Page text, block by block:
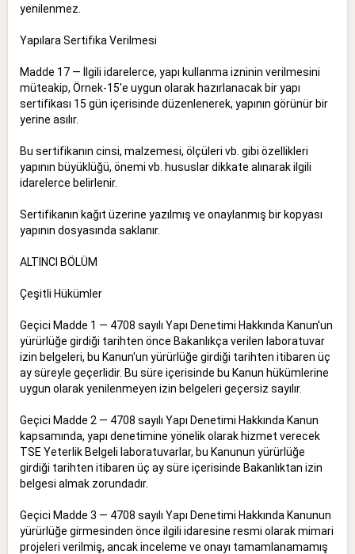
yenilenmez.
Yapılara Sertifika Verilmesi
Madde 17 — İlgili idarelerce, yapı kullanma izninin verilmesini
müteakip, Örnek-15'e uygun olarak hazırlanacak bir yapı
sertifikası 15 gün içerisinde düzenlenerek, yapının görünür bir
yerine asılır.
Bu sertifikanın cinsi, malzemesi, ölçüleri vb. gibi özellikleri
yapının büyüklüğü, önemi vb. hususlar dikkate alınarak ilgili
idarelerce belirlenir.
Sertifikanın kağıt üzerine yazılmış ve onaylanmış bir kopyası
yapının dosyasında saklanır.
ALTINCI BÖLÜM
Çeşitli Hükümler
Geçici Madde 1 — 4708 sayılı Yapı Denetimi Hakkında Kanun'un
yürürlüğe girdiği tarihten önce Bakanlıkça verilen laboratuvar
izin belgeleri, bu Kanun'un yürürlüğe girdiği tarihten itibaren üç
ay süreyle geçerlidir. Bu süre içerisinde bu Kanun hükümlerine
uygun olarak yenilenmeyen izin belgeleri geçersiz sayılır.
Geçici Madde 2 — 4708 sayılı Yapı Denetimi Hakkında Kanun
kapsamında, yapı denetimine yönelik olarak hizmet verecek
TSE Yeterlik Belgeli laboratuvarlar, bu Kanunun yürürlüğe
girdiği tarihten itibaren üç ay süre içerisinde Bakanlıktan izin
belgesi almak zorundadır.
Geçici Madde 3 — 4708 sayılı Yapı Denetimi Hakkında Kanunun
yürürlüğe girmesinden önce ilgili idaresine resmi olarak mimari
projeleri verilmiş, ancak inceleme ve onayı tamamlanamamış